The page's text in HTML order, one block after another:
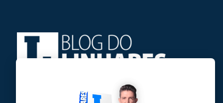
Jose Linhares Jr é maranhense.